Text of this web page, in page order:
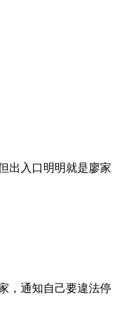
出入口明明就是廖家
，通知自己要違法停